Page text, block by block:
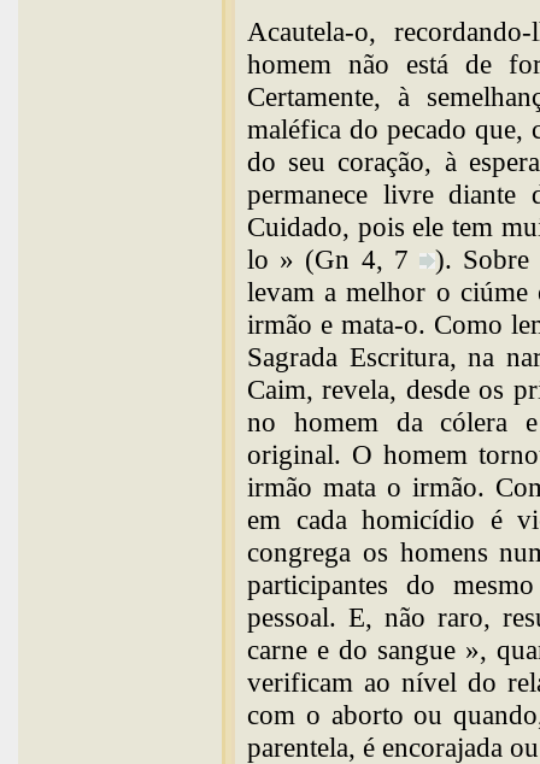
Acautela-o,
homem não está de
Certamente, à
maléfica do pecado que,
do seu coração, à
permanece livre
Cuidado, pois ele tem
lo » (Gn 4, 7
). Sobre
levam a melhor o
irmão e mata-o. Como
Sagrada Escritura, na
Caim, revela, desde os
no homem da cólera
original. O homem
irmão mata o irmão.
em cada homicídio é
congrega os homens
participantes do
pessoal. E, não raro,
carne e do sangue »,
verificam ao nível do
com o aborto ou
parentela, é encorajada